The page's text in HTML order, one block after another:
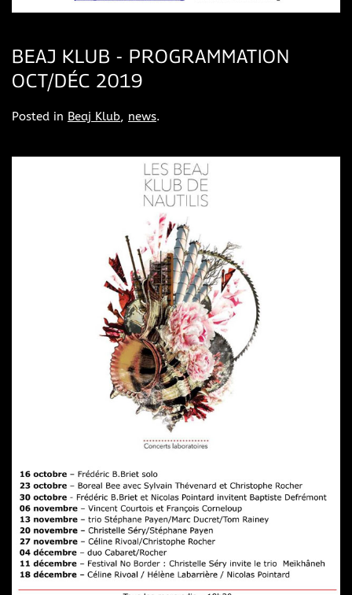
BEAJ KLUB - PROGRAMMATION
OCT/DÉC 2019
Posted in Beaj Klub, news.